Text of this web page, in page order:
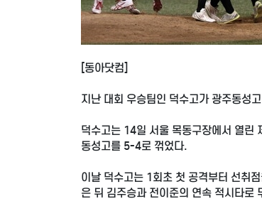
[동아닷컴]
지난 대회 우승팀인 덕수고가 광주동성
덕수고는 14일 서울 목동구장에서 열린
동성고를 5-4로 꺾었다.
이날 덕수고는 1회초 첫 공격부터 선취
은 뒤 김주승과 전이준의 연속 적시타로